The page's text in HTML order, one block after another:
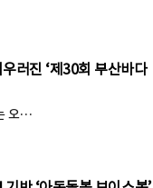
러진 ‘제30회 부산바다
오…